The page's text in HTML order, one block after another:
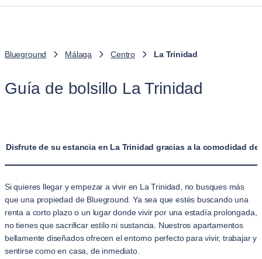
Blueground Málaga Centro La Trinidad
Guía de bolsillo La Trinidad
Disfrute de su estancia en La Trinidad gracias a la comodidad
Si quieres llegar y empezar a vivir en La Trinidad, no busques más
que una propiedad de Blueground. Ya sea que estés buscando una
renta a corto plazo o un lugar donde vivir por una estadía prolongada,
no tienes que sacrificar estilo ni sustancia. Nuestros apartamentos
bellamente diseñados ofrecen el entorno perfecto para vivir, trabajar y
sentirse como en casa, de inmediato.